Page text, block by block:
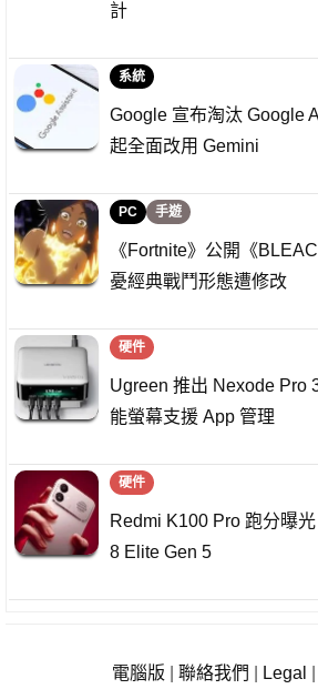
計
系統
Google 宣布淘汰 Google
起全面改用 Gemini
PC 手遊
《Fortnite》公開《
憂經典戰鬥形態遭修改
硬件
Ugreen 推出 Nexode
能螢幕支援 App 管理
硬件
Redmi K100 Pro 跑分曝
8 Elite Gen 5
電腦版 聯絡我們 Legal